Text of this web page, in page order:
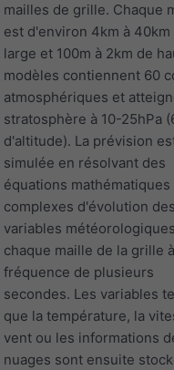
mailles de grille. Chaque
est d'environ 4km à 40km
large et 100m à 2km de
modèles contiennent 60
atmosphériques et
stratosphère à 10-25hPa
d'altitude). La prévision
simulée en résolvant des
équations mathématiques
complexes d'évolution
variables
chaque maille de la grille
fréquence de plusieurs
secondes. Les variables
que la température, la
vent ou les informations
nuages sont ensuite